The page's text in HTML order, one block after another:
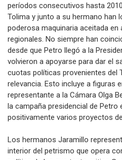
períodos consecutivos hasta
Tolima y junto a su hermano han
poderosa maquinaria aceitada
regionales. No siempre han
desde que Petro llegó a la
volvieron a apoyarse para dar el
cuotas políticas provenientes del
relevancia. Esto incluye a figuras
representante a la Cámara Olga
la campaña presidencial de
positivamente varios proyectos
Los hermanos Jaramillo
interior del petrismo que opera